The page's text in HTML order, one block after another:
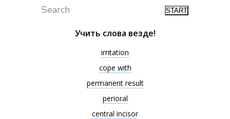
Search
Учить слова везде!
irritation
cope with
permanent result
perioral
central incisor